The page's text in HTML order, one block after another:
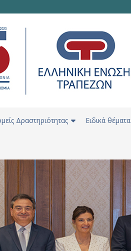
Δραστηριότητας Ειδικά θέματα